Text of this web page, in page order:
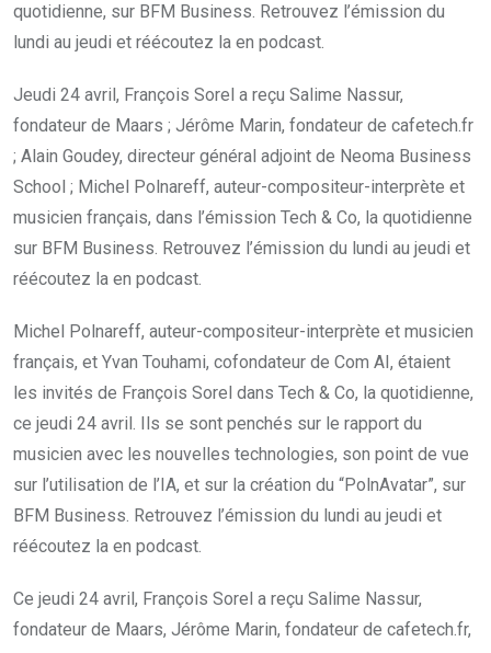
quotidienne, sur BFM Business. Retrouvez l’émission du
lundi au jeudi et réécoutez la en podcast.
Jeudi 24 avril, François Sorel a reçu Salime Nassur,
fondateur de Maars ; Jérôme Marin, fondateur de cafetech.fr
; Alain Goudey, directeur général adjoint de Neoma Business
School ; Michel Polnareff, auteur-compositeur-interprète et
musicien français, dans l’émission Tech & Co, la quotidienne
sur BFM Business. Retrouvez l’émission du lundi au jeudi et
réécoutez la en podcast.
Michel Polnareff, auteur-compositeur-interprète et musicien
français, et Yvan Touhami, cofondateur de Com AI, étaient
les invités de François Sorel dans Tech & Co, la quotidienne,
ce jeudi 24 avril. Ils se sont penchés sur le rapport du
musicien avec les nouvelles technologies, son point de vue
sur l’utilisation de l’IA, et sur la création du “PolnAvatar”, sur
BFM Business. Retrouvez l’émission du lundi au jeudi et
réécoutez la en podcast.
Ce jeudi 24 avril, François Sorel a reçu Salime Nassur,
fondateur de Maars, Jérôme Marin, fondateur de cafetech.fr,